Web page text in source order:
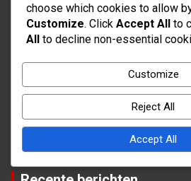
Juridisch
Neem contact met ons op
Cookies en tracking
Beleid gegevensbescherming
choose which cookies to allow
Customize. Click Accept All to
All to decline non-essential
Customize
Reject All
Accept All